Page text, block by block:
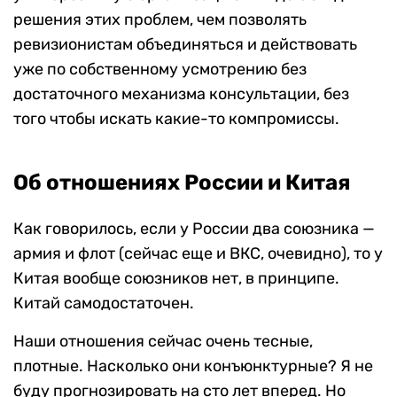
решения этих проблем, чем позволять
ревизионистам объединяться и действовать
уже по собственному усмотрению без
достаточного механизма консультации, без
того чтобы искать какие-то компромиссы.
Об отношениях России и Китая
Как говорилось, если у России два союзника —
армия и флот (сейчас еще и ВКС, очевидно), то у
Китая вообще союзников нет, в принципе.
Китай самодостаточен.
Наши отношения сейчас очень тесные,
плотные. Насколько они конъюнктурные? Я не
буду прогнозировать на сто лет вперед. Но